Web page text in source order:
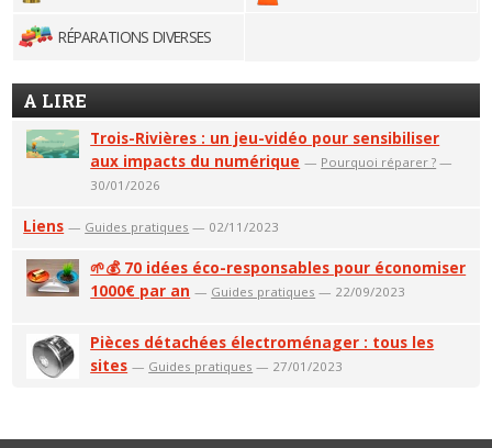
RÉPARATIONS DIVERSES
A LIRE
Trois-Rivières : un jeu-vidéo pour sensibiliser
aux impacts du numérique — Pourquoi réparer ? —
30/01/2026
Liens — Guides pratiques — 02/11/2023
🌱💰 70 idées éco-responsables pour économiser
1000€ par an — Guides pratiques — 22/09/2023
Pièces détachées électroménager : tous les
sites — Guides pratiques — 27/01/2023